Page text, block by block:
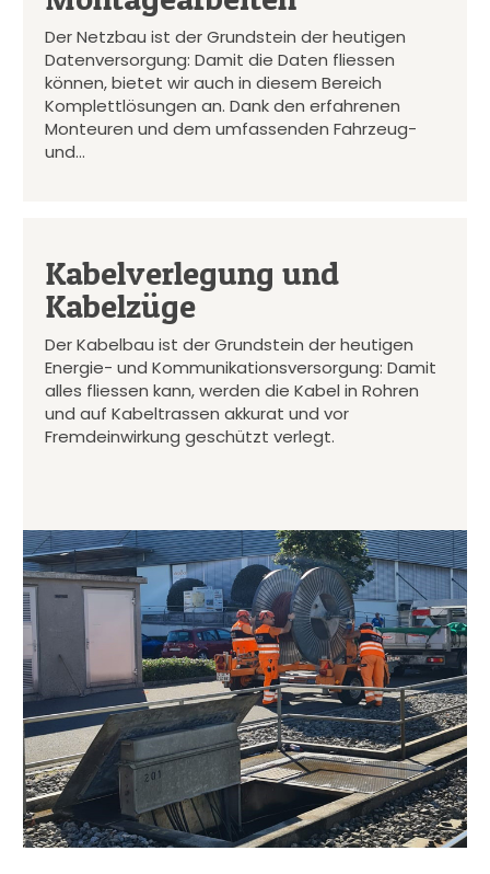
Der Netzbau ist der Grundstein der heutigen
Datenversorgung: Damit die Daten fliessen
können, bietet wir auch in diesem Bereich
Komplettlösungen an. Dank den erfahrenen
Monteuren und dem umfassenden Fahrzeug-
und…
Kabelverlegung und
Kabelzüge
Der Kabelbau ist der Grundstein der heutigen
Energie- und Kommunikationsversorgung: Damit
alles fliessen kann, werden die Kabel in Rohren
und auf Kabeltrassen akkurat und vor
Fremdeinwirkung geschützt verlegt.